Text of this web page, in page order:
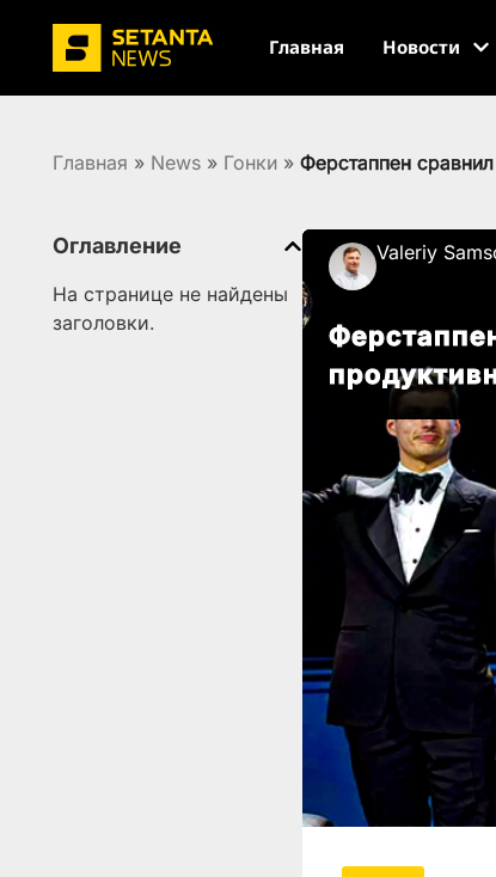
Главная Новости
Главная » News » Гонки » Ферстаппен
Оглавление
На странице не найдены
заголовки.
Valeriy